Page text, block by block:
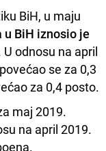
BiH, u maju
u BiH iznosio je
U odnosu na april
se za 0,3
za 0,4 posto.
maj 2019.
na april 2019.